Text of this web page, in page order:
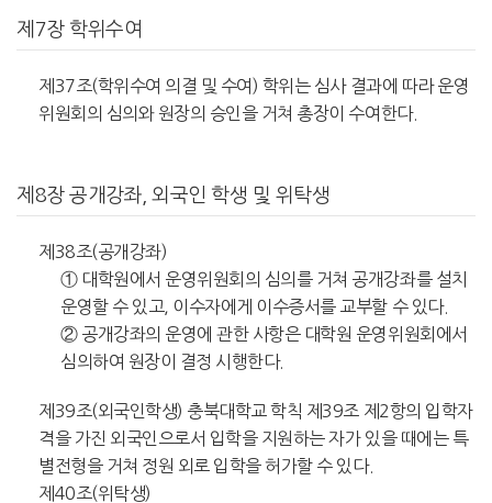
제7장 학위수여
제37조(학위수여 의결 및 수여) 학위는 심사 결과에 따라 운영
위원회의 심의와 원장의 승인을 거쳐 총장이 수여한다.
제8장 공개강좌, 외국인 학생 및 위탁생
제38조(공개강좌)
① 대학원에서 운영위원회의 심의를 거쳐 공개강좌를 설치
운영할 수 있고, 이수자에게 이수증서를 교부할 수 있다.
② 공개강좌의 운영에 관한 사항은 대학원 운영위원회에서
심의하여 원장이 결정 시행한다.
제39조(외국인학생) 충북대학교 학칙 제39조 제2항의 입학자
격을 가진 외국인으로서 입학을 지원하는 자가 있을 때에는 특
별전형을 거쳐 정원 외로 입학을 허가할 수 있다.
제40조(위탁생)